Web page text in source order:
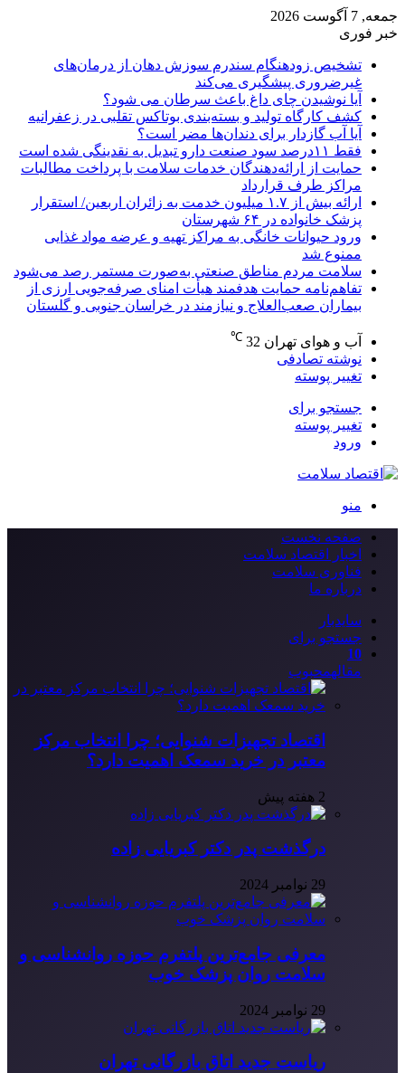
جمعه, 7 آگوست 2026
خبر فوری
تشخیص زودهنگام سندرم سوزش دهان از درمان‌های
غیرضروری پیشگیری می‌کند
آیا نوشیدن چای داغ باعث سرطان می شود؟
کشف کارگاه تولید و بسته‌بندی بوتاکس تقلبی در زعفرانیه
آیا آب گازدار برای دندان‌ها مضر است؟
فقط ۱۱‌درصد سود صنعت دارو تبدیل به نقدینگی شده است
حمایت از ارائه‌دهندگان خدمات سلامت با پرداخت مطالبات
مراکز طرف قرارداد
ارائه بیش از ۱.۷ میلیون خدمت به زائران اربعین/ استقرار
پزشک خانواده در ۶۴ شهرستان
ورود حیوانات خانگی به مراکز تهیه و عرضه مواد غذایی
ممنوع شد
سلامت مردم مناطق صنعتی به‌صورت مستمر رصد می‌شود
تفاهم‌نامه حمایت هدفمند هیأت امنای صرفه‌جویی ارزی از
بیماران صعب‌العلاج و نیازمند در خراسان جنوبی و گلستان
آب و هوای تهران 32
℃
نوشته تصادفی
تغییر پوسته
جستجو برای
تغییر پوسته
ورود
منو
صفحه نخست
اخبار اقتصاد سلامت
فناوری سلامت
درباره ما
سایدبار
جستجو برای
10
مقالهمحبوب
اقتصاد تجهیزات شنوایی؛ چرا انتخاب مرکز
معتبر در خرید سمعک اهمیت دارد؟
2 هفته پیش
درگذشت پدر دکتر کبریایی زاده
29 نوامبر 2024
معرفی جامع‌ترین پلتفرم حوزه روانشناسی و
سلامت روان پزشک خوب
29 نوامبر 2024
ریاست جدید اتاق بازرگانی تهران